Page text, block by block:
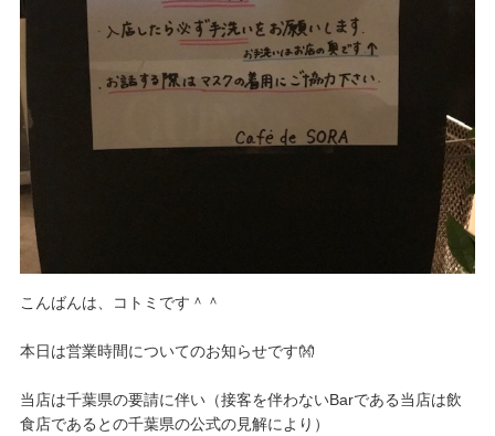
こんばんは、コトミです＾＾
本日は営業時間についてのお知らせです👐
当店は千葉県の要請に伴い（接客を伴わないBarである当店は飲
食店であるとの千葉県の公式の見解により）